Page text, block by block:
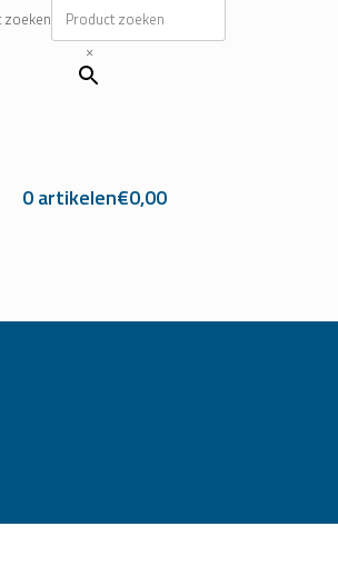
zoeken
×
0 artikelen€0,00